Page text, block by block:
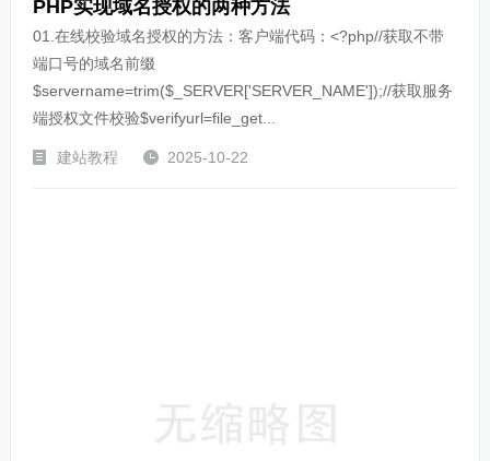
PHP实现域名授权的两种方法
01.在线校验域名授权的方法：客户端代码：<?php//获取不带
端口号的域名前缀
$servername=trim($_SERVER['SERVER_NAME']);//获取服务
端授权文件校验$verifyurl=file_get...
建站教程 2025-10-22